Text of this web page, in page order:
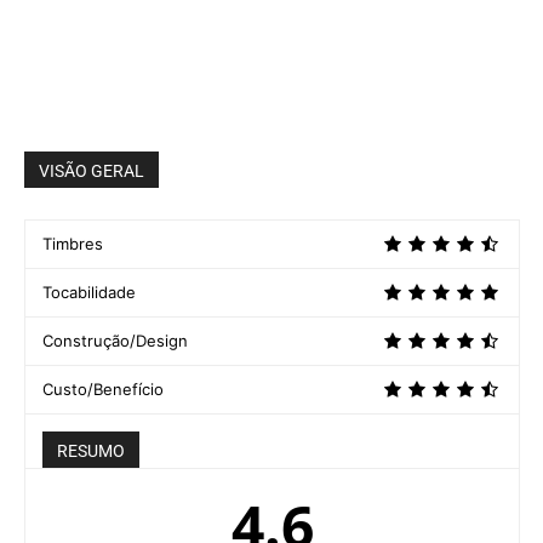
VISÃO GERAL
Timbres
Tocabilidade
Construção/Design
Custo/Benefício
RESUMO
4.6